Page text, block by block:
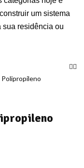
um sistema
sua residência ou